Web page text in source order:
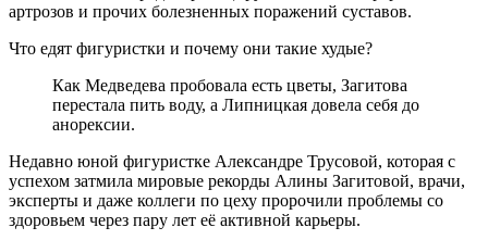
артрозов и прочих болезненных поражений суставов.
Что едят фигуристки и почему они такие худые?
Как Медведева пробовала есть цветы, Загитова
перестала пить воду, а Липницкая довела себя до
анорексии.
Недавно юной фигуристке Александре Трусовой, которая с
успехом затмила мировые рекорды Алины Загитовой, врачи,
эксперты и даже коллеги по цеху пророчили проблемы со
здоровьем через пару лет её активной карьеры.